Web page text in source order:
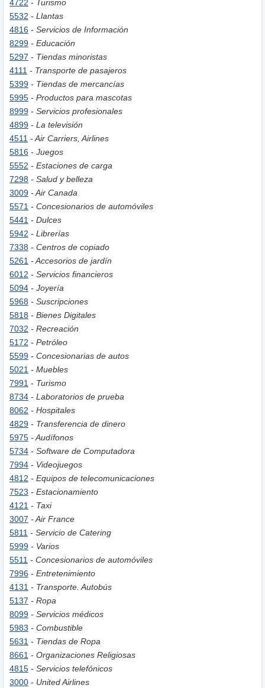
4722 - Turismo
5532 - Llantas
4816 - Servicios de Información
8299 - Educación
5297 - Tiendas minoristas
4111 - Transporte de pasajeros
5399 - Tiendas de mercancías
5995 - Productos para mascotas
8999 - Servicios profesionales
4899 - La televisión
4511 - Air Carriers, Airlines
5816 - Juegos
5552 - Estaciones de carga
7298 - Salud y belleza
3009 - Air Canada
5571 - Concesionarios de automóviles
5441 - Dulces
5942 - Librerías
7338 - Centros de copiado
5261 - Accesorios de jardín
6012 - Servicios financieros
5094 - Joyería
5968 - Suscripciones
5818 - Bienes Digitales
7032 - Recreación
5172 - Petróleo
5599 - Concesionarias de autos
5021 - Muebles
7991 - Turismo
8734 - Laboratorios de prueba
8062 - Hospitales
4829 - Transferencia de dinero
5975 - Audífonos
5734 - Software de Computadora
7994 - Videojuegos
4812 - Equipos de telecomunicaciones
7523 - Estacionamiento
4121 - Taxi
3007 - Air France
5811 - Servicio de Catering
5999 - Varios
5511 - Concesionarios de automóviles
7996 - Entretenimiento
4131 - Transporte. Autobús
5137 - Ropa
8099 - Servicios médicos
5983 - Combustible
5631 - Tiendas de Ropa
8661 - Organizaciones Religiosas
4815 - Servicios telefónicos
3000 - United Airlines